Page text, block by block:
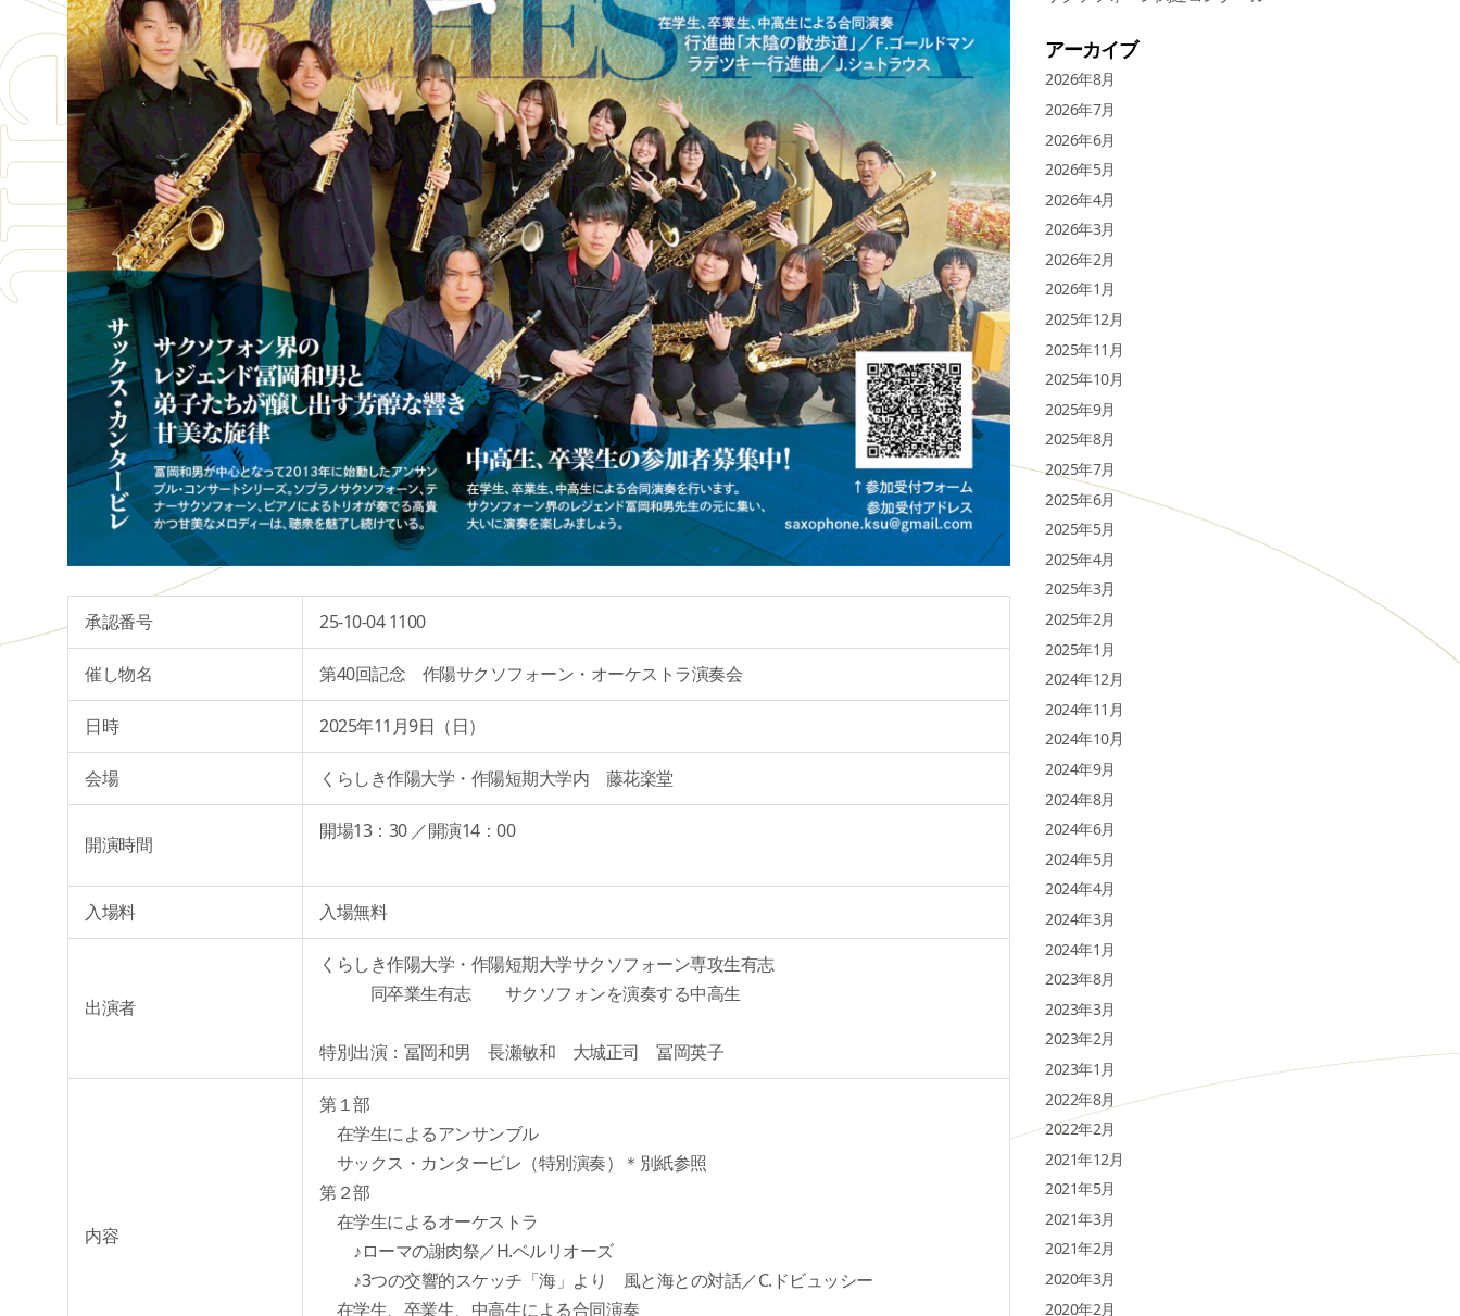
承認番号 25-10-04 1100
催し物名 第40回記念 作陽サクソフォーン・オーケストラ演奏会
日時 2025年11月9日（日）
会場 くらしき作陽大学・作陽短期大学内 藤花楽堂
開演時間
開場13：30 ／開演14：00
入場料 入場無料
出演者
くらしき作陽大学・作陽短期大学サクソフォーン専攻生有志
同卒業生有志 サクソフォンを演奏する中高生
特別出演：冨岡和男 長瀬敏和 大城正司 冨岡英子
内容
第１部
在学生によるアンサンブル
サックス・カンタービレ（特別演奏）＊別紙参照
第２部
在学生によるオーケストラ
♪ローマの謝肉祭／H.ベルリオーズ
♪3つの交響的スケッチ「海」より 風と海との対話／C.ドビュッシー
在学生、卒業生、中高生による合同演奏
アーカイブ
2026年8月
2026年7月
2026年6月
2026年5月
2026年4月
2026年3月
2026年2月
2026年1月
2025年12月
2025年11月
2025年10月
2025年9月
2025年8月
2025年7月
2025年6月
2025年5月
2025年4月
2025年3月
2025年2月
2025年1月
2024年12月
2024年11月
2024年10月
2024年9月
2024年8月
2024年6月
2024年5月
2024年4月
2024年3月
2024年1月
2023年8月
2023年3月
2023年2月
2023年1月
2022年8月
2022年2月
2021年12月
2021年5月
2021年3月
2021年2月
2020年3月
2020年2月